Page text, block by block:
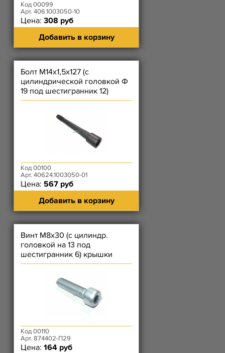
Код 00099
Арт. 406.1003050-10
Цена: 308 руб
Добавить в корзину
Болт М14х1,5х127 (с
цилиндрической головкой Ф
19 под шестигранник 12)
головки цилиндров ЕВРО-3
Код 00100
Арт. 40624.1003050-01
Цена: 567 руб
Добавить в корзину
Винт М8х30 (с цилиндр.
головкой на 13 под
шестигранник 6) крышки
цепи короткий, масл насоса
Код 00110
Арт. 874402-П29
Цена: 164 руб